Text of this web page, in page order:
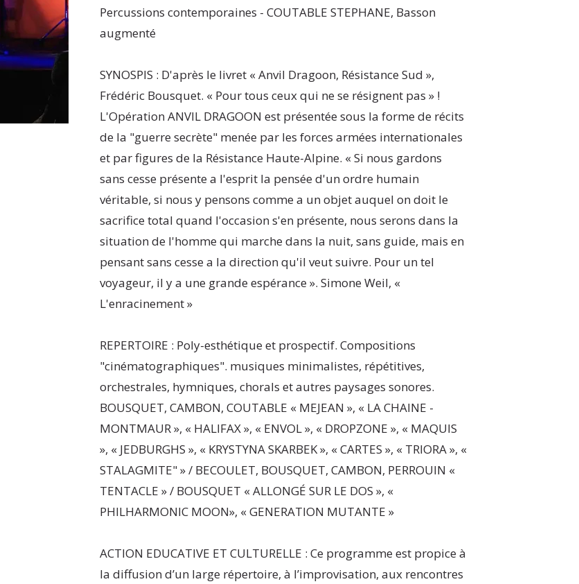
Percussions contemporaines - COUTABLE STEPHANE, Basson
augmenté
SYNOSPIS : D'après le livret « Anvil Dragoon, Résistance Sud »,
Frédéric Bousquet. « Pour tous ceux qui ne se résignent pas » !
L'Opération ANVIL DRAGOON est présentée sous la forme de récits
de la "guerre secrète" menée par les forces armées internationales
et par figures de la Résistance Haute-Alpine. « Si nous gardons
sans cesse présente a l'esprit la pensée d'un ordre humain
véritable, si nous y pensons comme a un objet auquel on doit le
sacrifice total quand l'occasion s'en présente, nous serons dans la
situation de l'homme qui marche dans la nuit, sans guide, mais en
pensant sans cesse a la direction qu'il veut suivre. Pour un tel
voyageur, il y a une grande espérance ». Simone Weil, «
L'enracinement »
REPERTOIRE : Poly-esthétique et prospectif. Compositions
"cinématographiques". musiques minimalistes, répétitives,
orchestrales, hymniques, chorals et autres paysages sonores.
BOUSQUET, CAMBON, COUTABLE « MEJEAN », « LA CHAINE -
MONTMAUR », « HALIFAX », « ENVOL », « DROPZONE », « MAQUIS
», « JEDBURGHS », « KRYSTYNA SKARBEK », « CARTES », « TRIORA », «
STALAGMITE" » / BECOULET, BOUSQUET, CAMBON, PERROUIN «
TENTACLE » / BOUSQUET « ALLONGÉ SUR LE DOS », «
PHILHARMONIC MOON», « GENERATION MUTANTE »
ACTION EDUCATIVE ET CULTURELLE : Ce programme est propice à
la diffusion d’un large répertoire, à l’improvisation, aux rencontres